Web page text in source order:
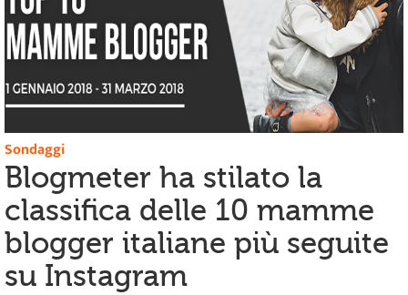
Sondaggi
Blogmeter ha stilato la
classifica delle 10 mamme
blogger italiane più seguite
su Instagram